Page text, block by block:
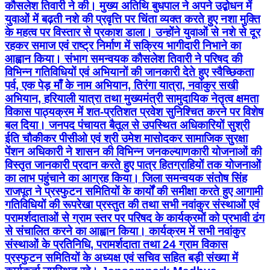
कौसलेश तिवारी ने की। मुख्य अतिथि बुधपाल ने अपने उद्बोधन में
युवाओं में बढ़ती नशे की प्रवृत्ति पर चिंता व्यक्त करते हुए नशा मुक्ति
के महत्व पर विस्तार से प्रकाश डाला। उन्होंने युवाओं से नशे से दूर
रहकर समाज एवं राष्ट्र निर्माण में सक्रिय भागीदारी निभाने का
आह्वान किया। संभाग समन्वयक कौसलेश तिवारी ने परिषद की
विभिन्न गतिविधियों एवं अभियानों की जानकारी देते हुए स्वैच्छिकता
पर्व, एक पेड़ माँ के नाम अभियान, तिरंगा यात्रा, नवांकुर सखी
अभियान, हरियाली यात्रा तथा मुख्यमंत्री सामुदायिक नेतृत्व क्षमता
विकास पाठ्यक्रम में शत-प्रतिशत प्रवेश सुनिश्चित करने पर विशेष
बल दिया। जनपद पंचायत बैतूल से उपस्थित अधिकारियों सुश्री
ईति चौकीकर पीसीओ एवं श्री उमेश मासोदकर सामाजिक सुरक्षा
पेंशन अधिकारी ने शासन की विभिन्न जनकल्याणकारी योजनाओं की
विस्तृत जानकारी प्रदान करते हुए पात्र हितग्राहियों तक योजनाओं
का लाभ पहुंचाने का आग्रह किया। जिला समन्वयक संतोष सिंह
राजपूत ने प्रस्फुटन समितियों के कार्यों की समीक्षा करते हुए आगामी
गतिविधियों की रूपरेखा प्रस्तुत की तथा सभी नवांकुर संस्थाओं एवं
परामर्शदाताओं से ग्राम स्तर पर परिषद के कार्यक्रमों को प्रभावी ढंग
से संचालित करने का आह्वान किया। कार्यक्रम में सभी नवांकुर
संस्थाओं के प्रतिनिधि, परामर्शदाता तथा 24 ग्राम विकास
प्रस्फुटन समितियों के अध्यक्ष एवं सचिव सहित बड़ी संख्या में